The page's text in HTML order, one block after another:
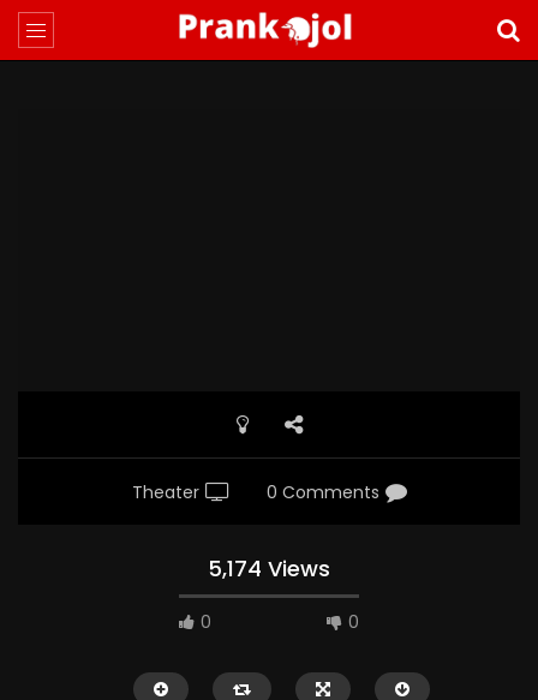
Theater 0 Comments
5,174 Views
0 0